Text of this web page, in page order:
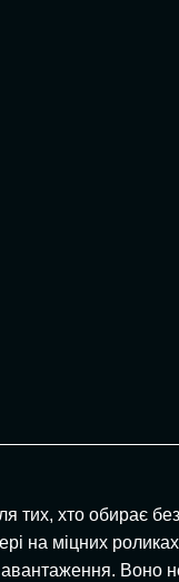
хто обирає
на міцних
Воно